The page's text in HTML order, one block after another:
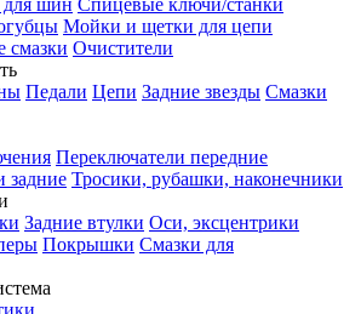
для шин Спицевые ключи/станки
Мойки и щетки для цепи
смазки Очистители
Педали Цепи Задние звезды Смазки
Переключатели передние
задние Тросики, рубашки, наконечники
Задние втулки Оси, эксцентрики
Покрышки Смазки для